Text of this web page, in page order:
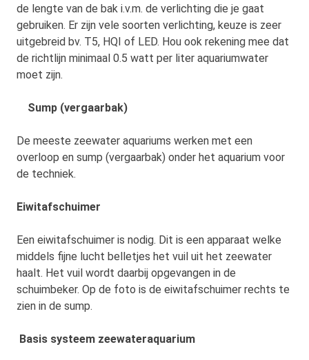
de lengte van de bak i.v.m. de verlichting die je gaat
gebruiken. Er zijn vele soorten verlichting, keuze is zeer
uitgebreid bv. T5, HQI of LED. Hou ook rekening mee dat
de richtlijn minimaal 0.5 watt per liter aquariumwater
moet zijn.
Sump (vergaarbak)
De meeste zeewater aquariums werken met een
overloop en sump (vergaarbak) onder het aquarium voor
de techniek.
Eiwitafschuimer
Een eiwitafschuimer is nodig. Dit is een apparaat welke
middels fijne lucht belletjes het vuil uit het zeewater
haalt. Het vuil wordt daarbij opgevangen in de
schuimbeker. Op de foto is de eiwitafschuimer rechts te
zien in de sump.
Basis systeem zeewateraquarium